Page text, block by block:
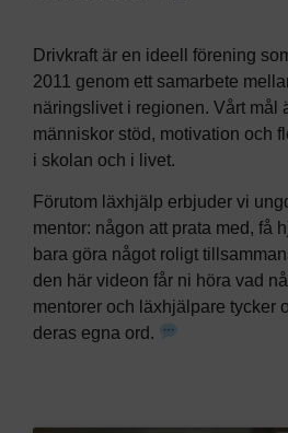
Drivkraft är en ideell förening
2011 genom ett samarbete
näringslivet i regionen. Vårt mål
människor stöd, motivation och
i skolan och i livet.
Förutom läxhjälp erbjuder vi
mentor: någon att prata med, få
bara göra något roligt
den här videon får ni höra vad
mentorer och läxhjälpare tycker
deras egna ord.